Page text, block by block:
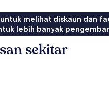
melihat diskaun dan
lebih banyak
sekitar